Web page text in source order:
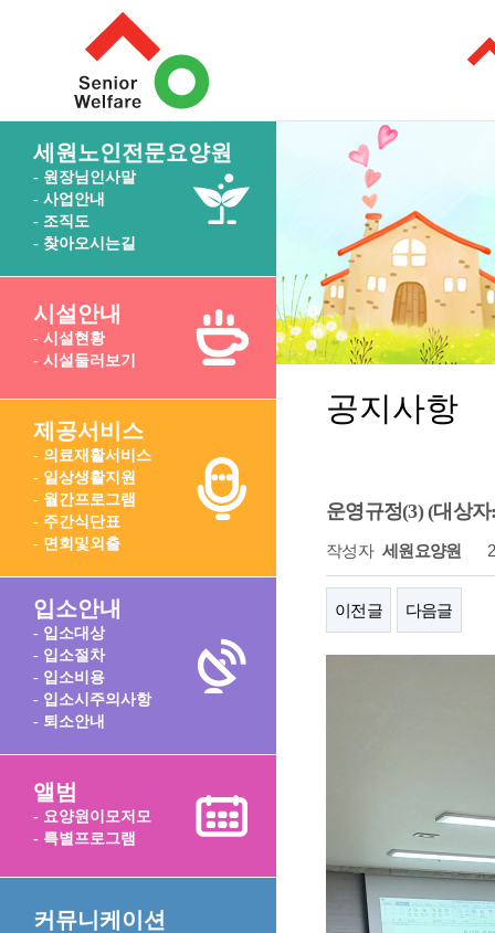
세원노인전문요양원
- 원장님인사말
- 사업안내
- 조직도
- 찾아오시는길
시설안내
- 시설현황
- 시설둘러보기
제공서비스
- 의료재활서비스
- 일상생활지원
- 월간프로그램
- 주간식단표
- 면회및외출
입소안내
- 입소대상
- 입소절차
- 입소비용
- 입소시주의사항
- 퇴소안내
앨범
- 요양원이모저모
- 특별프로그램
커뮤니케이션
공지사항
운영규정(3) (대상자
작성자 세원요양원
이전글 다음글